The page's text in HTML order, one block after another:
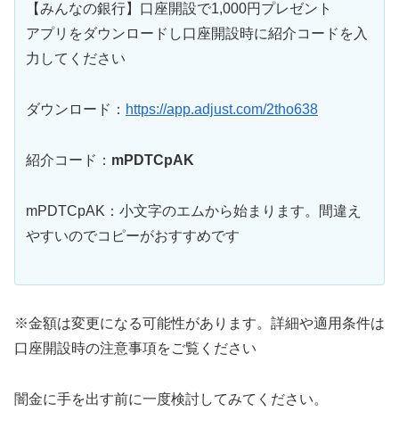
【みんなの銀行】口座開設で1,000円プレゼント
アプリをダウンロードし口座開設時に紹介コードを入
力してください
ダウンロード： https://app.adjust.com/2tho638
紹介コード： mPDTCpAK
mPDTCpAK：小文字のエムから始まります。間違え
やすいのでコピーがおすすめです
※金額は変更になる可能性があります。詳細や適用条件は
口座開設時の注意事項をご覧ください
闇金に手を出す前に一度検討してみてください。